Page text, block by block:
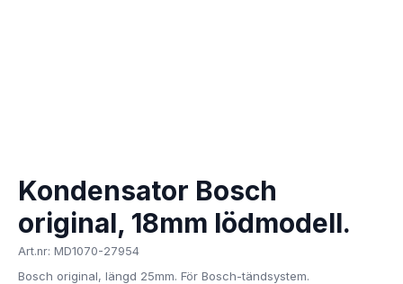
Kondensator Bosch
original, 18mm lödmodell.
Art.nr: MD1070-27954
Bosch original, längd 25mm. För Bosch-tändsystem.